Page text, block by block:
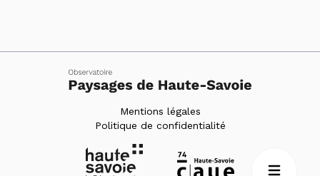
Mentions légales
Politique de confidentialité